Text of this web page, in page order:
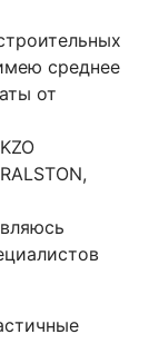
среднее
от